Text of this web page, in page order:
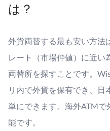
は？
外貨両替する最も安い方法
レート（市場仲値）に近い
両替所を探すことです。
リ内で外貨を保有でき、日
単にできます。海外ATM
能です。